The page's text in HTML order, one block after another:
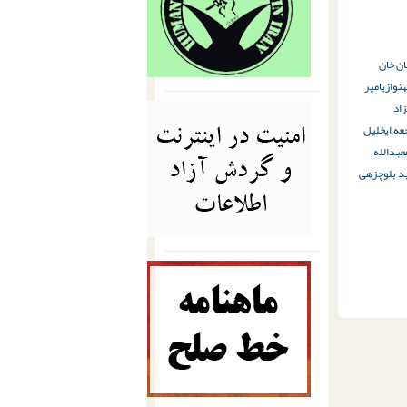
خان
امیر
ایخلیل
عبدالله
بلوچزهی